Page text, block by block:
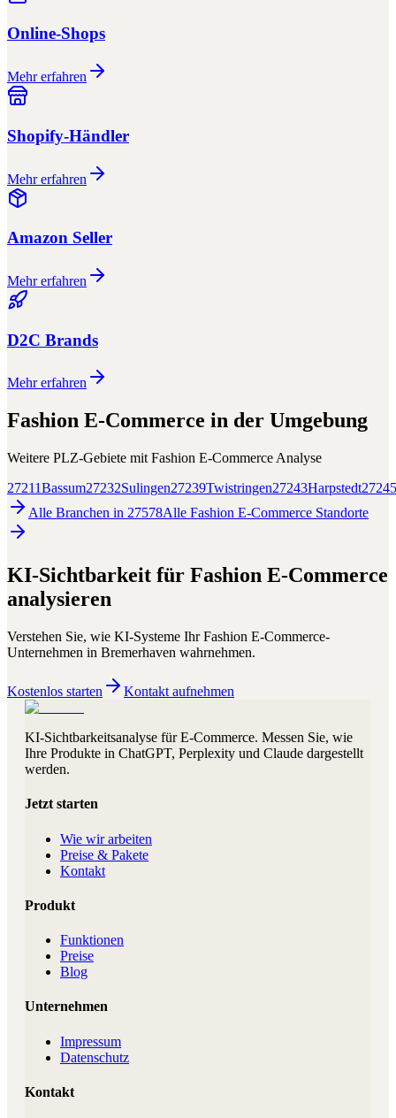
Online-Shops
Mehr erfahren
Shopify-Händler
Mehr erfahren
Amazon Seller
Mehr erfahren
D2C Brands
Mehr erfahren
Fashion E-Commerce in der Umgebung
Weitere PLZ-Gebiete mit Fashion E-Commerce Analyse
27211Bassum27232Sulingen27239Twistringen27243Harpstedt27245
Alle Branchen in 27578Alle Fashion E-Commerce Standorte
KI-Sichtbarkeit für Fashion E-Commerce
analysieren
Verstehen Sie, wie KI-Systeme IhrFashion E-Commerce-
Unternehmen in Bremerhaven wahrnehmen.
Kostenlos starten Kontakt aufnehmen
KI-Sichtbarkeitsanalyse für E-Commerce. Messen Sie, wie
Ihre Produkte in ChatGPT, Perplexity und Claude dargestellt
werden.
Jetzt starten
Wie wir arbeiten
Preise & Pakete
Kontakt
Produkt
Funktionen
Preise
Blog
Unternehmen
Impressum
Datenschutz
Kontakt